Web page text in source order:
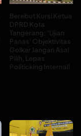
Berebut Kursi Ketua
DPRD Kota
Tangerang: ‘Ujian
Panas’ Objektivitas
Golkar Jangan Asal
Pilih, Lepas
Politicking Internal!